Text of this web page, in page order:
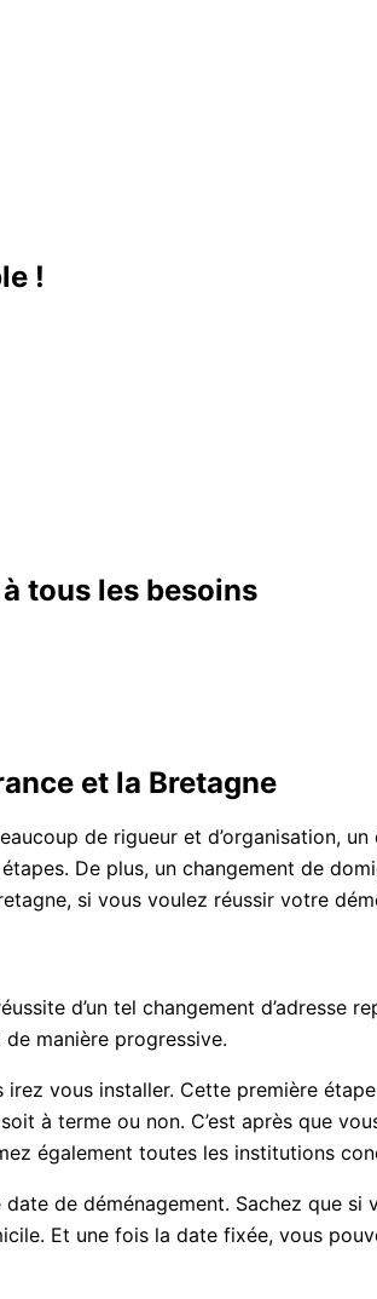
!
tous les besoins
et la Bretagne
de rigueur et d’organisation,
De plus, un changement de
si vous voulez réussir votre
d’un tel changement
manière progressive.
vous installer. Cette première
à terme ou non. C’est après que
également toutes les institutions
de déménagement. Sachez que
Et une fois la date fixée, vous